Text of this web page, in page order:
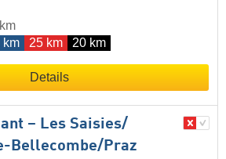
km
25 km 20 km
Details
– Les Saisies/​
Bellecombe/​Praz